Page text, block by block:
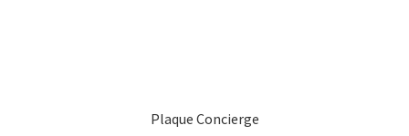
Plaque Concierge